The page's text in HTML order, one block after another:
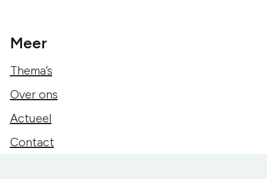
Meer
Thema’s
Over ons
Actueel
Contact